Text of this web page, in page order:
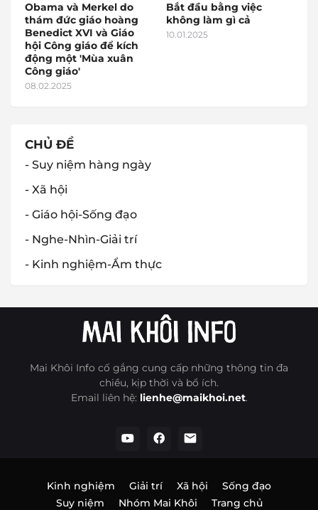
Obama và Merkel do
thám đức giáo hoàng
Benedict XVI và Giáo
hội Công giáo để kích
động một 'Mùa xuân
Công giáo'
08.02.2025
Bắt đầu bằng việc
không làm gì cả
10.01.2025
CHỦ ĐỀ
- Suy niệm hàng ngày
- Xã hội
- Giáo hội-Sống đạo
- Nghe-Nhìn-Giải trí
- Kinh nghiệm-Ẩm thực
Mai Khôi Info cố gắng cung cấp những thông tin đa
chiều, kịp thời và bổ ích.
Email liên hệ: lienhe@maikhoi.net.
Kinh nghiệm Giải trí Xã hội
Sống đạo
Suy niệm
Nhóm Mai Khôi Trang chủ